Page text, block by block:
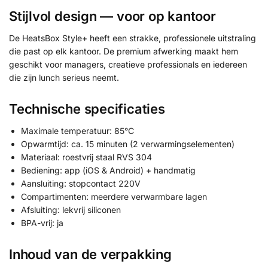
Stijlvol design — voor op kantoor
De HeatsBox Style+ heeft een strakke, professionele uitstraling
die past op elk kantoor. De premium afwerking maakt hem
geschikt voor managers, creatieve professionals en iedereen
die zijn lunch serieus neemt.
Technische specificaties
Maximale temperatuur: 85°C
Opwarmtijd: ca. 15 minuten (2 verwarmingselementen)
Materiaal: roestvrij staal RVS 304
Bediening: app (iOS & Android) + handmatig
Aansluiting: stopcontact 220V
Compartimenten: meerdere verwarmbare lagen
Afsluiting: lekvrij siliconen
BPA-vrij: ja
Inhoud van de verpakking